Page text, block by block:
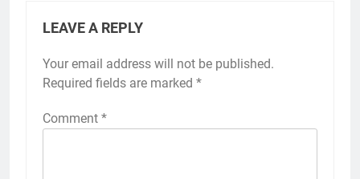
LEAVE A REPLY
Your email address will not be published.
Required fields are marked *
Comment *